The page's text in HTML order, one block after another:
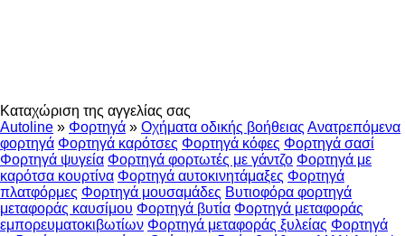
Καταχώριση της αγγελίας σας
Autoline » Φορτηγά » Οχήματα οδικής βοήθειας Ανατρεπόμενα
φορτηγά Φορτηγά καρότσες Φορτηγά κόφες Φορτηγά σασί
Φορτηγά ψυγεία Φορτηγά φορτωτές με γάντζο Φορτηγά με
καρότσα κουρτίνα Φορτηγά αυτοκινητάμαξες Φορτηγά
πλατφόρμες Φορτηγά μουσαμάδες Βυτιοφόρα φορτηγά
μεταφοράς καυσίμου Φορτηγά βυτία Φορτηγά μεταφοράς
εμπορευματοκιβωτίων Φορτηγά μεταφοράς ξυλείας Φορτηγά